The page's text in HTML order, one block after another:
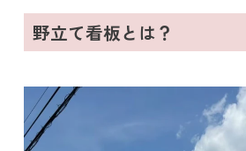
野立て看板とは？